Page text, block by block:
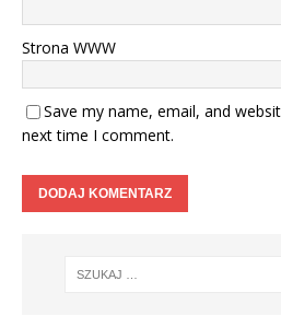
Strona WWW
Save my name, email, and
next time I comment.